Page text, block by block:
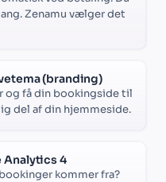
Zenamu vælger det
(branding)
og få din bookingside til
del af din hjemmeside.
Analytics 4
kommer fra?